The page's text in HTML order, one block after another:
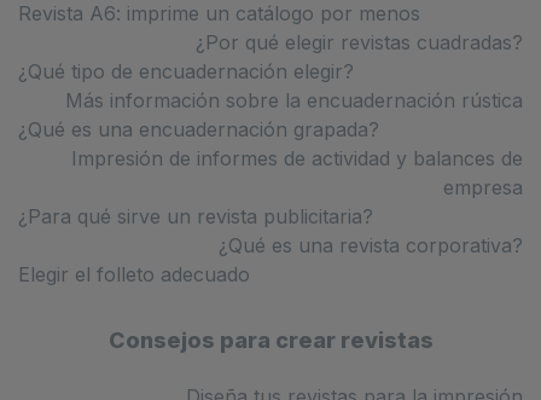
Revista A6: imprime un catálogo por menos
¿Por qué elegir revistas cuadradas?
¿Qué tipo de encuadernación elegir?
Más información sobre la encuadernación rústica
¿Qué es una encuadernación grapada?
Impresión de informes de actividad y balances de
empresa
¿Para qué sirve un revista publicitaria?
¿Qué es una revista corporativa?
Elegir el folleto adecuado
Consejos para crear revistas